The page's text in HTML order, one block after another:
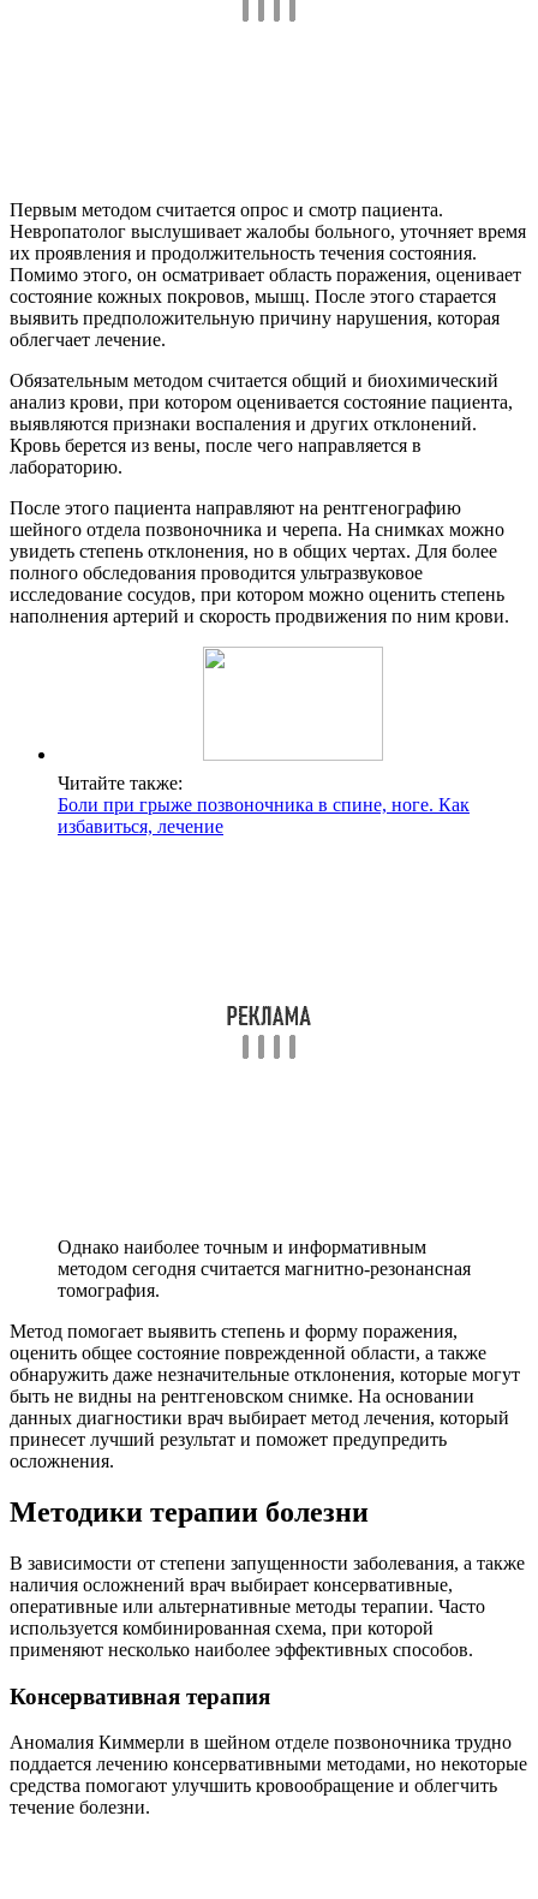
Первым методом считается опрос и смотр пациента.
Невропатолог выслушивает жалобы больного, уточняет время
их проявления и продолжительность течения состояния.
Помимо этого, он осматривает область поражения, оценивает
состояние кожных покровов, мышц. После этого старается
выявить предположительную причину нарушения, которая
облегчает лечение.
Обязательным методом считается общий и биохимический
анализ крови, при котором оценивается состояние пациента,
выявляются признаки воспаления и других отклонений.
Кровь берется из вены, после чего направляется в
лабораторию.
После этого пациента направляют на рентгенографию
шейного отдела позвоночника и черепа. На снимках можно
увидеть степень отклонения, но в общих чертах. Для более
полного обследования проводится ультразвуковое
исследование сосудов, при котором можно оценить степень
наполнения артерий и скорость продвижения по ним крови.
Читайте также:
Боли при грыже позвоночника в спине, ноге. Как
избавиться, лечение
Однако наиболее точным и информативным
методом сегодня считается магнитно-резонансная
томография.
Метод помогает выявить степень и форму поражения,
оценить общее состояние поврежденной области, а также
обнаружить даже незначительные отклонения, которые могут
быть не видны на рентгеновском снимке. На основании
данных диагностики врач выбирает метод лечения, который
принесет лучший результат и поможет предупредить
осложнения.
Методики терапии болезни
В зависимости от степени запущенности заболевания, а также
наличия осложнений врач выбирает консервативные,
оперативные или альтернативные методы терапии. Часто
используется комбинированная схема, при которой
применяют несколько наиболее эффективных способов.
Консервативная терапия
Аномалия Киммерли в шейном отделе позвоночника трудно
поддается лечению консервативными методами, но некоторые
средства помогают улучшить кровообращение и облегчить
течение болезни.